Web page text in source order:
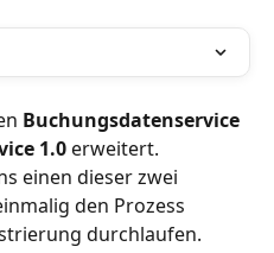
Buchungsdatenservice
1.0 erweitert.
einen dieser zwei
den Prozess
durchlaufen.